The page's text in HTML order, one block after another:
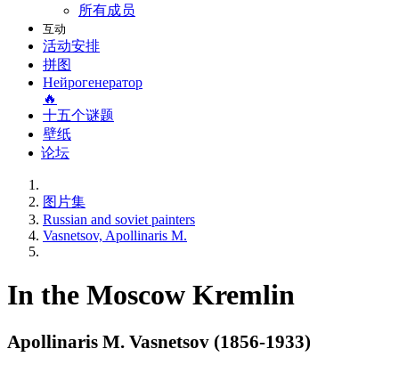
所有成员
互动
活动安排
拼图
Нейрогенератор
🔥
十五个谜题
壁纸
论坛
图片集
Russian and soviet painters
Vasnetsov, Apollinaris M.
In the Moscow Kremlin
Apollinaris M. Vasnetsov (1856-1933)